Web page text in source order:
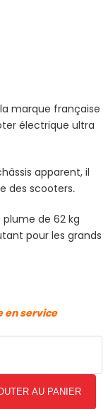
marque française
électrique ultra
apparent, il
des scooters.
plume de 62 kg
pour les grands
en service
AU PANIER